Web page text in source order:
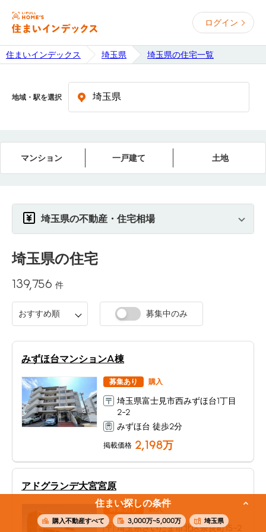
ログイン
住まいインデックス 埼玉県 埼玉県の住宅一覧
住まい探しの条件
購入不動産すべて 3,000万~5,000万 埼玉県
地域・駅を選択
マンション 一戸建て 土地
埼玉県の不動産・住宅相場
埼玉県の住宅
139,756 件
おすすめ順 募集中のみ
みずほ台マンションA棟
募集あり 購入
埼玉県富士見市西みずほ台1丁目
2-2
みずほ台 徒歩2分
掲載価格 2,198万
アドグランデ大宮宮原
募集あり 購入
埼玉県さいたま市北区奈良町15-2